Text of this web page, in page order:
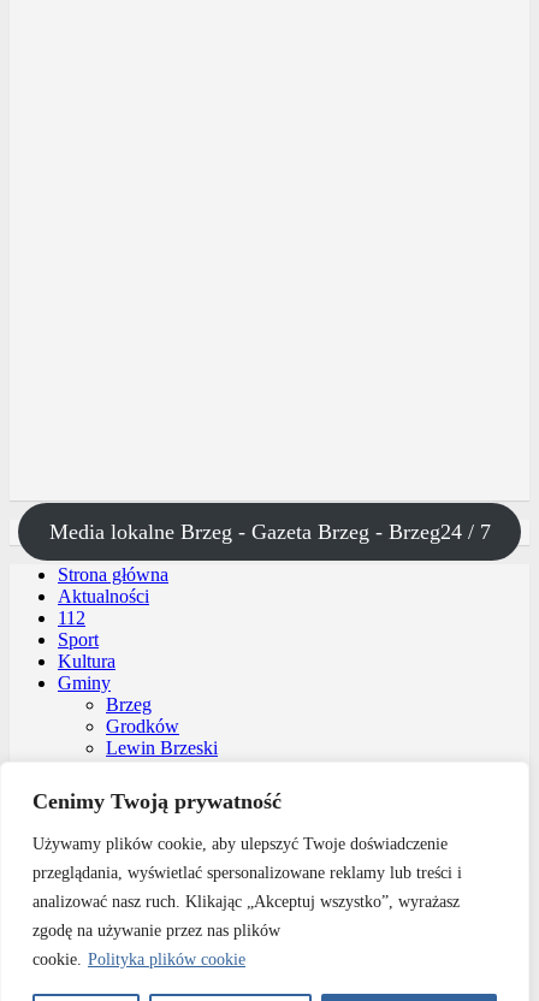
Cenimy Twoją prywatność
Używamy plików cookie, aby ulepszyć Twoje doświadczenie
przeglądania, wyświetlać spersonalizowane reklamy lub treści i
analizować nasz ruch. Klikając „Akceptuj wszystko”, wyrażasz
zgodę na używanie przez nas plików
cookie. Polityka plików cookie
Media lokalne Brzeg - Gazeta Brzeg - Brzeg24 / 7
Strona główna
Aktualności
112
Sport
Kultura
Gminy
Brzeg
Grodków
Lewin Brzeski
Olszanka
Skarbimierz
Oferta reklamy
Kontakt
Copyright © 2026Przegląd Brzeski – wiadomości Brzeg
Theme by:Theme Horse